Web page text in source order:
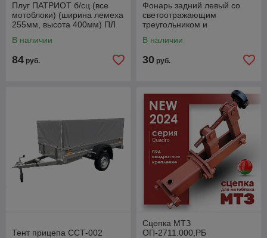
Плуг ПАТРИОТ б/сц (все
мотоблоки) (ширина лемеха
255мм, высота 400мм) ПЛ
490001030
В наличии
84 руб.
Фонарь задний левый со
светоотражающим
треугольником и
FT-088 LPM-L
В наличии
30 руб.
Тент прицепа ССТ-002
Сцепка МТЗ
ОП-2711.000,РБ